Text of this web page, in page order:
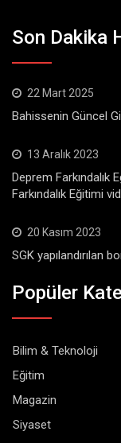
Son Dakika
22 Mart 2025
Bahissenin Güncel
13 Aralık 2023
Deprem
Farkındalık Eğitimi
20 Kasım 2023
SGK yapılandırılan
Popüler
Bilim & Teknoloji
Eğitim
Magazin
Siyaset